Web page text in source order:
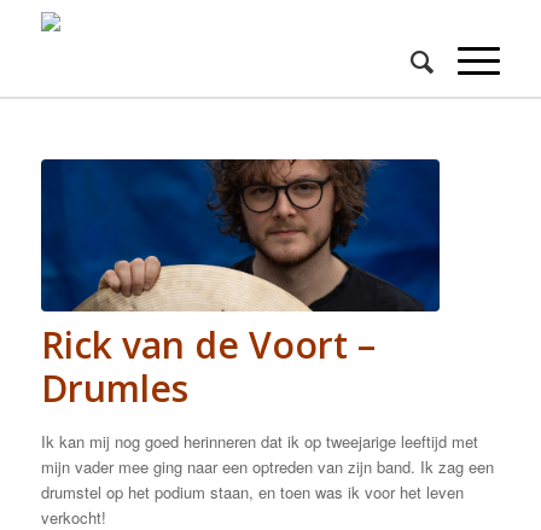
Rick van de Voort –
Drumles
Ik kan mij nog goed herinneren dat ik op tweejarige leeftijd met
mijn vader mee ging naar een optreden van zijn band. Ik zag een
drumstel op het podium staan, en toen was ik voor het leven
verkocht!